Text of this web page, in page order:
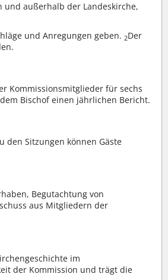
außerhalb der Landeskirche,
und Anregungen geben. 2Der
Kommissionsmitglieder für sechs
Bischof einen jährlichen Bericht.
den Sitzungen können Gäste
Begutachtung von
aus Mitgliedern der
im
der Kommission und trägt die